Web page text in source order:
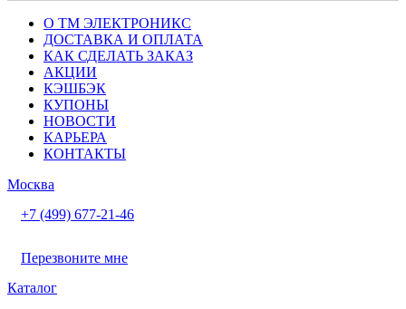
О ТМ ЭЛЕКТРОНИКС
ДОСТАВКА И ОПЛАТА
КАК СДЕЛАТЬ ЗАКАЗ
АКЦИИ
КЭШБЭК
КУПОНЫ
НОВОСТИ
КАРЬЕРА
КОНТАКТЫ
Москва
+7 (499) 677-21-46
Перезвоните мне
Каталог